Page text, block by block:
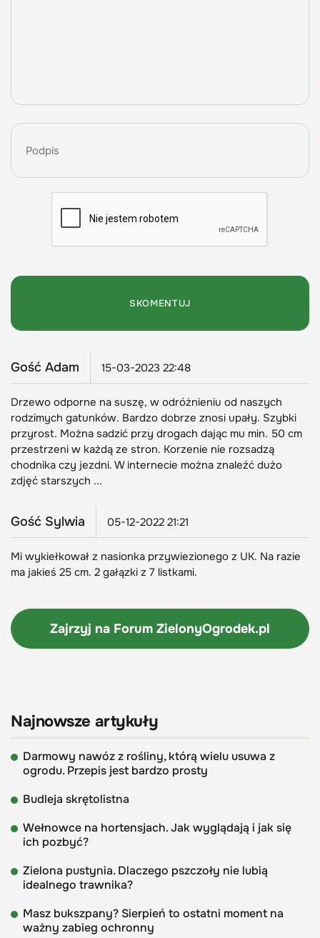
Gość Adam 15-03-2023 22:48
Drzewo odporne na suszę, w odróżnieniu od naszych
rodzimych gatunków. Bardzo dobrze znosi upały. Szybki
przyrost. Można sadzić przy drogach dając mu min. 50 cm
przestrzeni w każdą ze stron. Korzenie nie rozsadzą
chodnika czy jezdni. W internecie można znaleźć dużo
zdjęć starszych ...
Gość Sylwia 05-12-2022 21:21
Mi wykiełkował z nasionka przywiezionego z UK. Na razie
ma jakieś 25 cm. 2 gałązki z 7 listkami.
Zajrzyj na Forum ZielonyOgrodek.pl
Najnowsze artykuły
Darmowy nawóz z rośliny, którą wielu usuwa z
ogrodu. Przepis jest bardzo prosty
Budleja skrętolistna
Wełnowce na hortensjach. Jak wyglądają i jak się
ich pozbyć?
Zielona pustynia. Dlaczego pszczoły nie lubią
idealnego trawnika?
Masz bukszpany? Sierpień to ostatni moment na
ważny zabieg ochronny